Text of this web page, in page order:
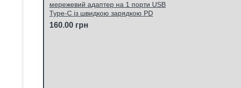
мережевий адаптер на 1 порти USB
Type-C із швидкою зарядкою PD
160.00 грн